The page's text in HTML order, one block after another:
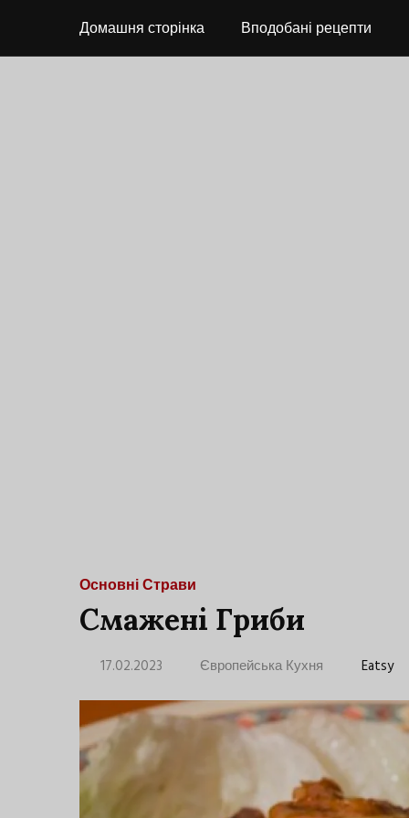
Домашня сторінка Вподобані рецепти
Основні Страви
Смажені Гриби
17.02.2023 Європейська Кухня Eatsy